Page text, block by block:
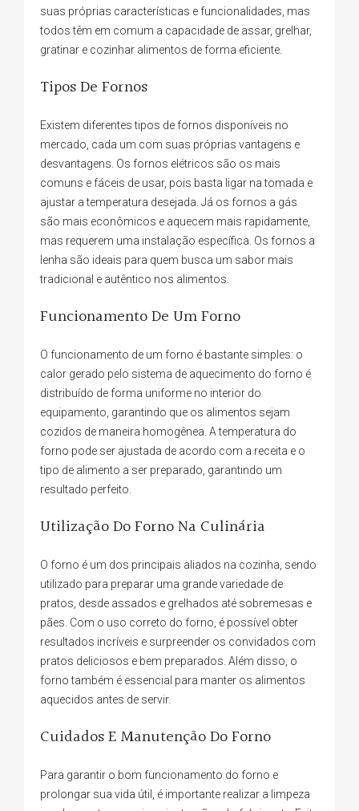
suas próprias características e funcionalidades, mas
todos têm em comum a capacidade de assar, grelhar,
gratinar e cozinhar alimentos de forma eficiente.
Tipos De Fornos
Existem diferentes tipos de fornos disponíveis no
mercado, cada um com suas próprias vantagens e
desvantagens. Os fornos elétricos são os mais
comuns e fáceis de usar, pois basta ligar na tomada e
ajustar a temperatura desejada. Já os fornos a gás
são mais econômicos e aquecem mais rapidamente,
mas requerem uma instalação específica. Os fornos a
lenha são ideais para quem busca um sabor mais
tradicional e autêntico nos alimentos.
Funcionamento De Um Forno
O funcionamento de um forno é bastante simples: o
calor gerado pelo sistema de aquecimento do forno é
distribuído de forma uniforme no interior do
equipamento, garantindo que os alimentos sejam
cozidos de maneira homogênea. A temperatura do
forno pode ser ajustada de acordo com a receita e o
tipo de alimento a ser preparado, garantindo um
resultado perfeito.
Utilização Do Forno Na Culinária
O forno é um dos principais aliados na cozinha, sendo
utilizado para preparar uma grande variedade de
pratos, desde assados e grelhados até sobremesas e
pães. Com o uso correto do forno, é possível obter
resultados incríveis e surpreender os convidados com
pratos deliciosos e bem preparados. Além disso, o
forno também é essencial para manter os alimentos
aquecidos antes de servir.
Cuidados E Manutenção Do Forno
Para garantir o bom funcionamento do forno e
prolongar sua vida útil, é importante realizar a limpeza